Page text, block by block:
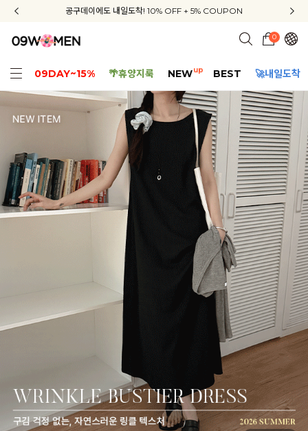
신규회원 가입 3종 쿠폰 + 배송비 무료 + APP 다운로드 혜택
공구데이에도 내일도착! 10% OFF + 5% COUPON
지금부터 공구우먼은 ONLY 무료배송✨
신규회원 가입 3종 쿠폰 + 배송비 무료 + APP 다운로드 혜택
0
09DAY~15% 🌴휴양지룩 NEWup BEST 🚀내일도착